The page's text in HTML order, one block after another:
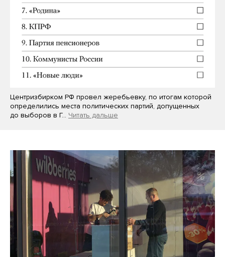
Центризбирком РФ провел жеребьевку, по итогам которой
определились места политических партий, допущенных
до выборов в Г… Читать дальше